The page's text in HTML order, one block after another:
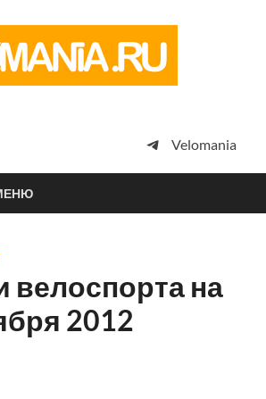
просто
Velomania
велоспорта на
2012